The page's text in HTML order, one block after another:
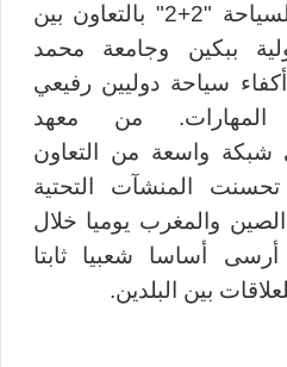
وأنشئ تخصص إدارة السياحة "2+2" بالتعاون بين
ببكين وجامعة محمد
سياحة دوليين رفيعي
المهارات. من معهد
واسعة من التعاون
تحسنت المنشآت التحتية
الصين والمغرب يوميا خلال
أساسا شعبيا ثابتا
بين البلدين.